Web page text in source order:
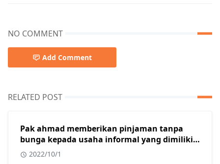
NO COMMENT
Add Comment
RELATED POST
Pak ahmad memberikan pinjaman tanpa
bunga kepada usaha informal yang dimiliki
oleh beberapa warga muslim di kota
surabaya. Dalam konteks masyarakat
2022/10/1